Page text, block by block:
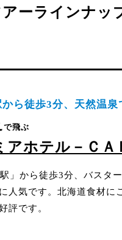
ーラインナッ
ら徒歩3分、天然温泉
で飛ぶ
アホテル－ＣＡ
」から徒歩3分、バスタ
人気です。北海道食材に
評です。